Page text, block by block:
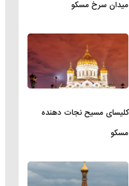
میدان سرخ مسکو
کلیسای مسیح نجات دهنده
مسکو